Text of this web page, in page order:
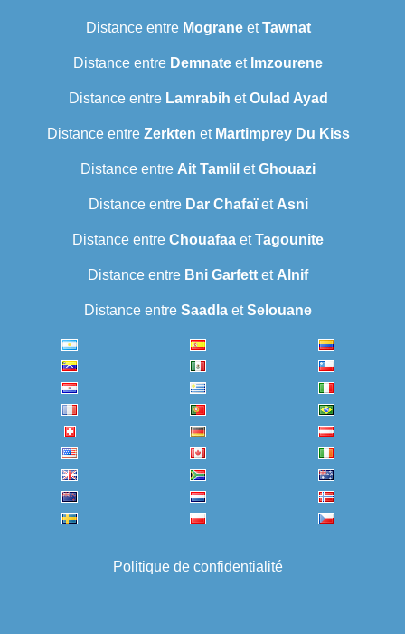
Distance entre MograneetTawnat
Distance entre Demnate et Imzourene
Distance entre Lamrabih etOulad Ayad
Distance entre Zerkten et Martimprey Du Kiss
Distance entre Ait Tamlil etGhouazi
Distance entre Dar Chafaïet Asni
Distance entre Chouafaa etTagounite
Distance entre Bni Garfett et Alnif
Distance entre Saadla etSelouane
Politique de confidentialité